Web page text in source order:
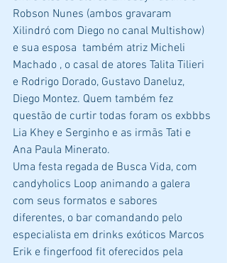
Robson Nunes (ambos gravaram
Xilindró com Diego no canal Multishow)
e sua esposa  também atriz Micheli
Machado , o casal de atores Talita Tilieri
e Rodrigo Dorado, Gustavo Daneluz,
Diego Montez. Quem também fez
questão de curtir todas foram os exbbbs
Lia Khey e Serginho e as irmãs Tati e
Ana Paula Minerato.
Uma festa regada de Busca Vida, com
candyholics Loop animando a galera
com seus formatos e sabores
diferentes, o bar comandando pelo
especialista em drinks exóticos Marcos
Erik e fingerfood fit oferecidos pela